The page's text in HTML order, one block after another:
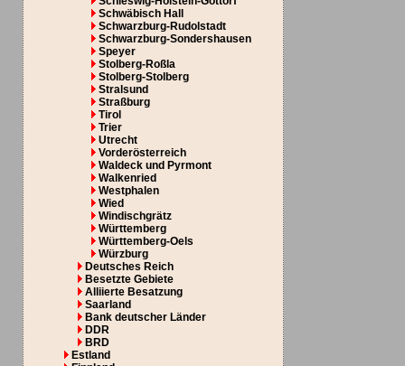
Schwäbisch Hall
Schwarzburg-Rudolstadt
Schwarzburg-Sondershausen
Speyer
Stolberg-Roßla
Stolberg-Stolberg
Stralsund
Straßburg
Tirol
Trier
Utrecht
Vorderösterreich
Waldeck und Pyrmont
Walkenried
Westphalen
Wied
Windischgrätz
Württemberg
Württemberg-Oels
Würzburg
Deutsches Reich
Besetzte Gebiete
Alliierte Besatzung
Saarland
Bank deutscher Länder
DDR
BRD
Estland